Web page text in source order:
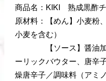
商品名：KIKI 熟成黒酢チ
原材料：【めん】小麦粉
小麦を含む）
【ソース】醤油加工
ーリックバウター、唐辛
燥唐辛子／調味料（アミ